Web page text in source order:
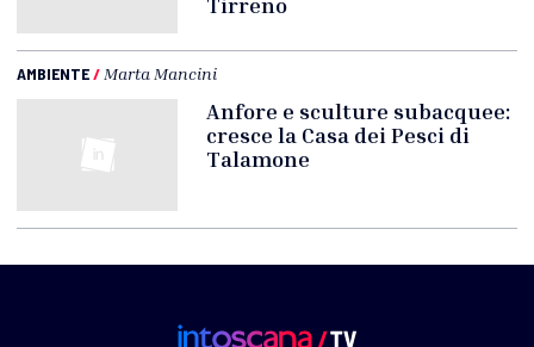
AMBIENTE/ Marta Mancini
Anfore e sculture subacquee:
cresce la Casa dei Pesci di
Talamone